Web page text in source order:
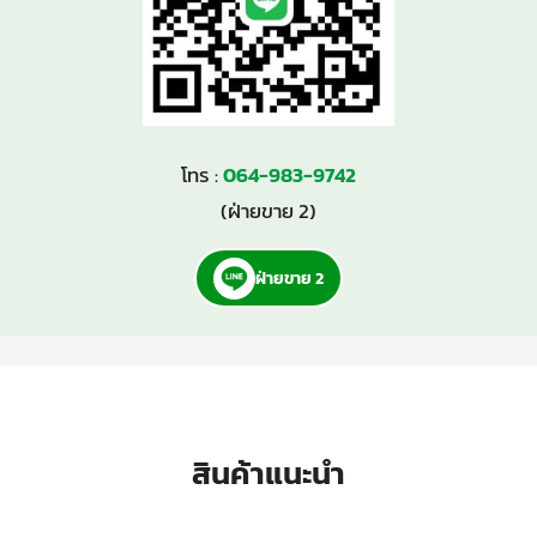
โทร :064-983-9742
(ฝ่ายขาย 2)
ฝ่ายขาย 2
สินค้าแนะนำ